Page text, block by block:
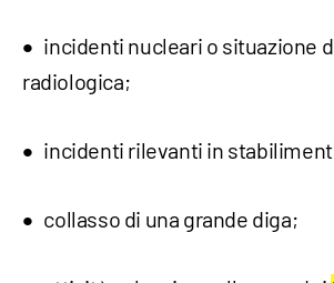
incidenti nucleari o situazione
radiologica;
incidenti rilevanti in
collasso di una grande diga;